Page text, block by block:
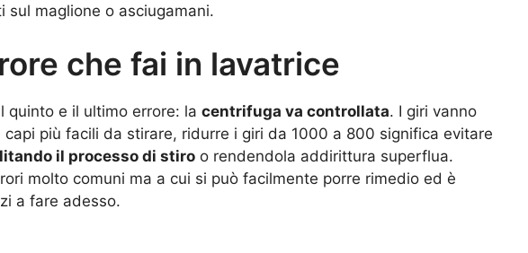
sul maglione o asciugamani.
che fai in lavatrice
quinto e il ultimo errore: la centrifuga va controllata. I giri vanno
più facili da stirare, ridurre i giri da 1000 a 800 significa evitare
il processo di stiro o rendendola addirittura superflua.
molto comuni ma a cui si può facilmente porre rimedio ed è
a fare adesso.